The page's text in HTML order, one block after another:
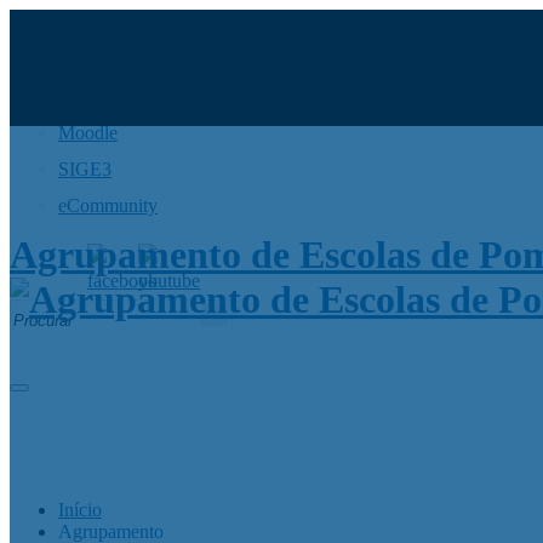
Moodle
SIGE3
eCommunity
Search
Agrupamento de Escolas de
Início
Agrupamento